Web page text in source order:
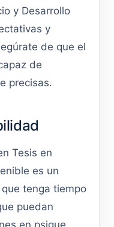
y Desarrollo
y
de que el
de
precisas.
Tesis en
es un
tenga tiempo
puedan
en psique.